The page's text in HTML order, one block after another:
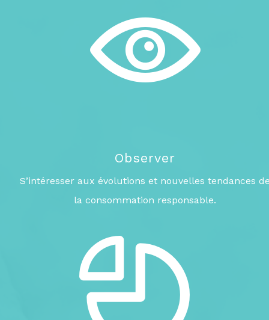
Observer
S’intéresser aux évolutions et nouvelles tendances
la consommation responsable.